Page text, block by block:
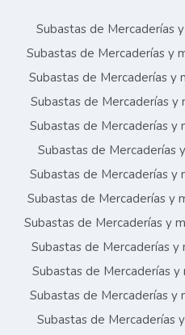
Subastas de Mercaderías
Subastas de Mercaderías y
Subastas de Mercaderías y
Subastas de Mercaderías
Subastas de Mercaderías y
Subastas de Mercaderías
Subastas de Mercaderías y
Subastas de Mercaderías y
Subastas de Mercaderías y
Subastas de Mercaderías y
Subastas de Mercaderías
Subastas de Mercaderías y
Subastas de Mercaderías